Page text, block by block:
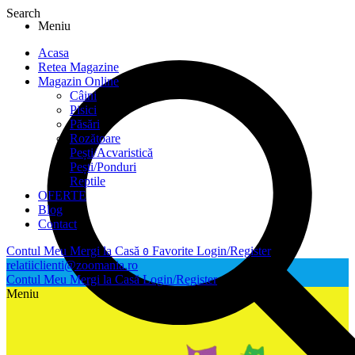
Search
Meniu
Acasa
Retea Magazine
Magazin Online
Câini
Pisici
Păsări
Rozătoare
Pești/Acvaristică
Pești/Ponduri
Reptile
OFERTE
Blog
Contact
Contul Meu Mergi la Casă 0 Favorite Login/Register
relatiiclienti@zoomania.ro
Contul Meu Mergi la Casă Login/Register
Meniu